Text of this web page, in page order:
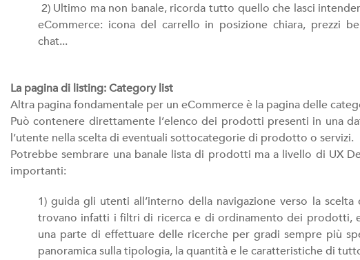
2) Ultimo ma non banale, ricorda tutto quello che lasci
eCommerce: icona del carrello in posizione chiara, prezzi
chat...
La pagina di listing: Category list
Altra pagina fondamentale per un eCommerce è la pagina delle
Può contenere direttamente l’elenco dei prodotti presenti in una
l’utente nella scelta di eventuali sottocategorie di prodotto o servizi.
Potrebbe sembrare una banale lista di prodotti ma a livello di UX
importanti:
1) guida gli utenti all’interno della navigazione verso la
trovano infatti i filtri di ricerca e di ordinamento dei prodotti,
una parte di effettuare delle ricerche per gradi sempre più
panoramica sulla tipologia, la quantità e le caratteristiche di